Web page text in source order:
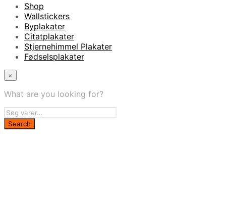
Shop
Wallstickers
Byplakater
Citatplakater
Stjernehimmel Plakater
Fødselsplakater
×
What are you looking for?